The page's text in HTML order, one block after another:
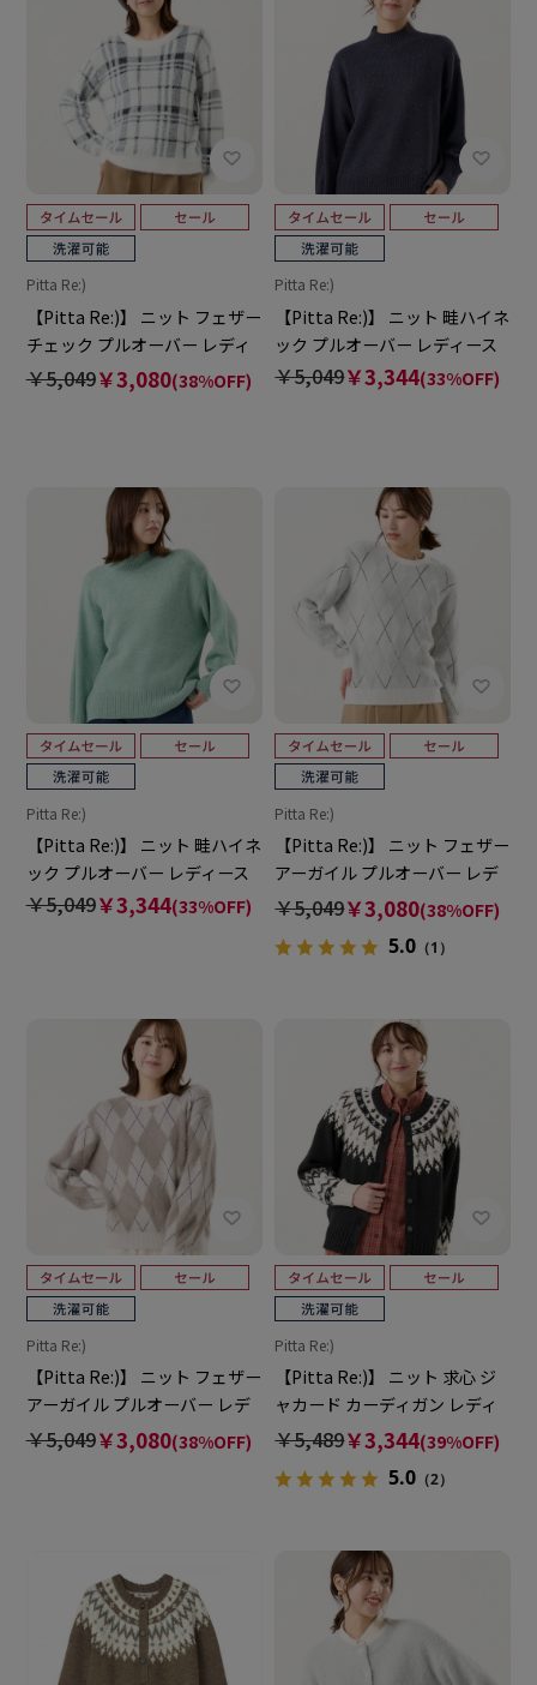
Pitta Re:)
【Pitta Re:)】 ニット フェザー
チェック プルオーバー レディ
ース
￥5,049￥3,080(38%OFF)
Pitta Re:)
【Pitta Re:)】 ニット 畦ハイネ
ック プルオーバー レディース
￥5,049￥3,344(33%OFF)
Pitta Re:)
【Pitta Re:)】 ニット 畦ハイネ
ック プルオーバー レディース
￥5,049￥3,344(33%OFF)
Pitta Re:)
【Pitta Re:)】 ニット フェザー
アーガイル プルオーバー レデ
ィース
￥5,049￥3,080(38%OFF)
5.0 （1）
Pitta Re:)
【Pitta Re:)】 ニット フェザー
アーガイル プルオーバー レデ
ィース
￥5,049￥3,080(38%OFF)
Pitta Re:)
【Pitta Re:)】 ニット 求心 ジ
ャカード カーディガン レディ
ース
￥5,489￥3,344(39%OFF)
5.0 （2）